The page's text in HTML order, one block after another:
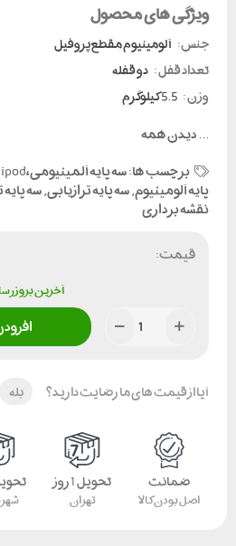
ویژگی های محصول
جنس: آلومینیوم مقطع پروفیل
تعداد قفل : دو قفله
وزن :
...دیدن همه
برچسب ها:سه پایه آلمینیومی،tripod،سه پایه نقشه برداری
پایه آلومینیوم,سه پایه ترازیابی,سه
نقشه برداری
قیمت:
آخرین بروزرسانی
آیا از قیمت های ما رضایت دارید؟ بله
ضمانت
اصل بودن کالا
تحویل 1 روز
تهران
تحویل